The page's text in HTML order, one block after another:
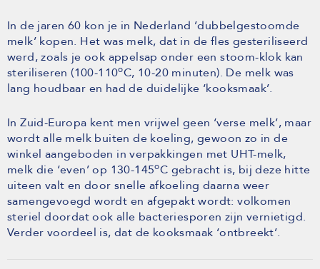
In de jaren 60 kon je in Nederland ’dubbelgestoomde
melk’ kopen. Het was melk, dat in de fles gesteriliseerd
werd, zoals je ook appelsap onder een stoom-klok kan
steriliseren (100-110oC, 10-20 minuten). De melk was
lang houdbaar en had de duidelijke ‘kooksmaak’.
In Zuid-Europa kent men vrijwel geen ‘verse melk’, maar
wordt alle melk buiten de koeling, gewoon zo in de
winkel aangeboden in verpakkingen met UHT-melk,
melk die ‘even’ op 130-145oC gebracht is, bij deze hitte
uiteen valt en door snelle afkoeling daarna weer
samengevoegd wordt en afgepakt wordt: volkomen
steriel doordat ook alle bacteriesporen zijn vernietigd.
Verder voordeel is, dat de kooksmaak ‘ontbreekt’.